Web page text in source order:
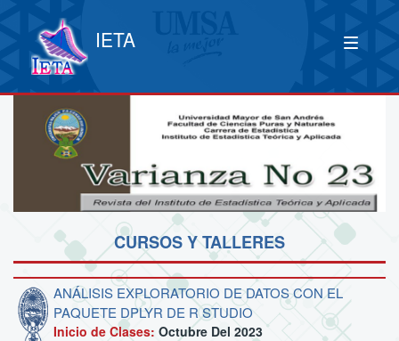
IETA
CURSOS Y TALLERES
ANÁLISIS EXPLORATORIO DE DATOS CON EL
PAQUETE DPLYR DE R STUDIO
Inicio de Clases: Octubre Del 2023